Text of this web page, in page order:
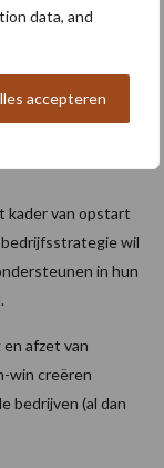
data, and
accepteren
van innovatieve
versterkt. Zo is er
kader van opstart
bedrijfsstrategie wil
in hun
afzet van
win creëren
bedrijven (al dan